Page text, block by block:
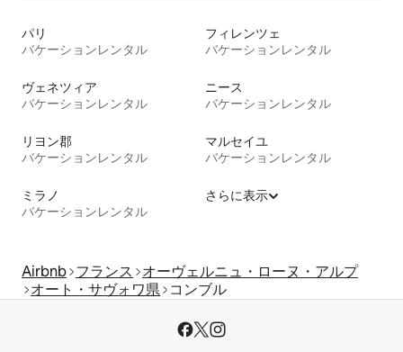
パリ
バケーションレンタル
フィレンツェ
バケーションレンタル
ヴェネツィア
バケーションレンタル
ニース
バケーションレンタル
リヨン郡
バケーションレンタル
マルセイユ
バケーションレンタル
ミラノ
バケーションレンタル
さらに表示
Airbnb フランス
オーヴェルニュ・ローヌ・アルプ
オート・サヴォワ県 コンブル